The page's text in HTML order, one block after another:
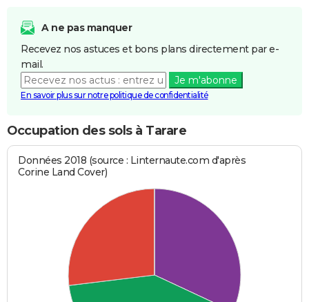
A ne pas manquer
Recevez nos astuces et bons plans directement par e-
mail.
Je m'abonne
En savoir plus sur notre politique de confidentialité
Occupation des sols à Tarare
Données 2018 (source : Linternaute.com d'après
Corine Land Cover)